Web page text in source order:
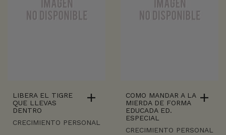
LIBERA EL TIGRE
QUE LLEVAS
DENTRO
CRECIMIENTO PERSONAL
COMO MANDAR A LA
MIERDA DE FORMA
EDUCADA ED.
ESPECIAL
CRECIMIENTO PERSONAL